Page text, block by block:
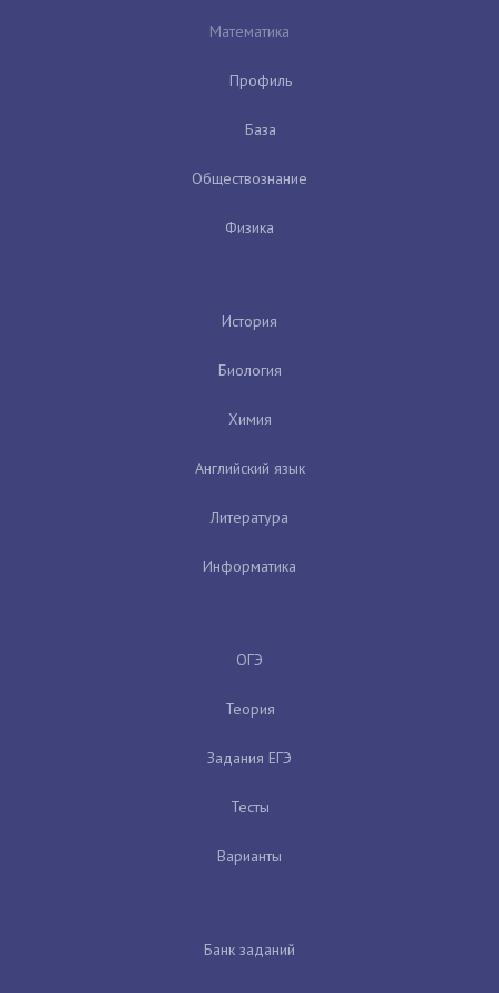
Математика
Профиль
База
Обществознание
Физика
История
Биология
Химия
Английский язык
Литература
Информатика
ОГЭ
Теория
Задания ЕГЭ
Тесты
Варианты
Банк заданий